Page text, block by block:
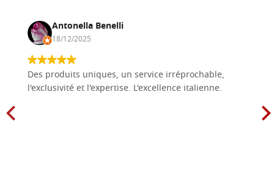
Antonella Benelli
18/12/2025
Des produits uniques, un service irréprochable,
l'exclusivité et l'expertise. L'excellence italienne.